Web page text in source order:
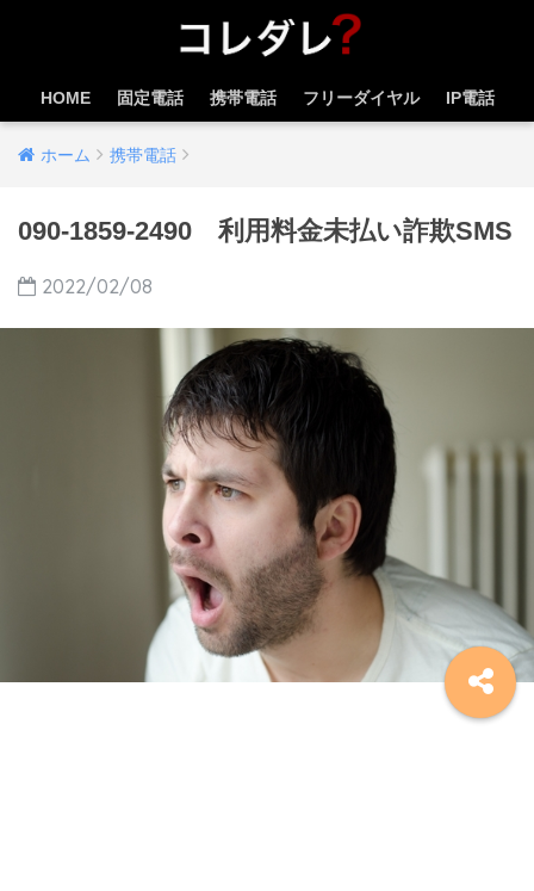
HOME 固定電話 携帯電話 フリーダイヤル IP電話
ホーム 携帯電話
090-1859-2490 利用料金未払い詐欺SMS
2022/02/08